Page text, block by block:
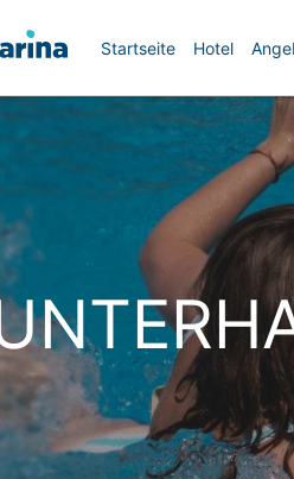
Startseite Hotel